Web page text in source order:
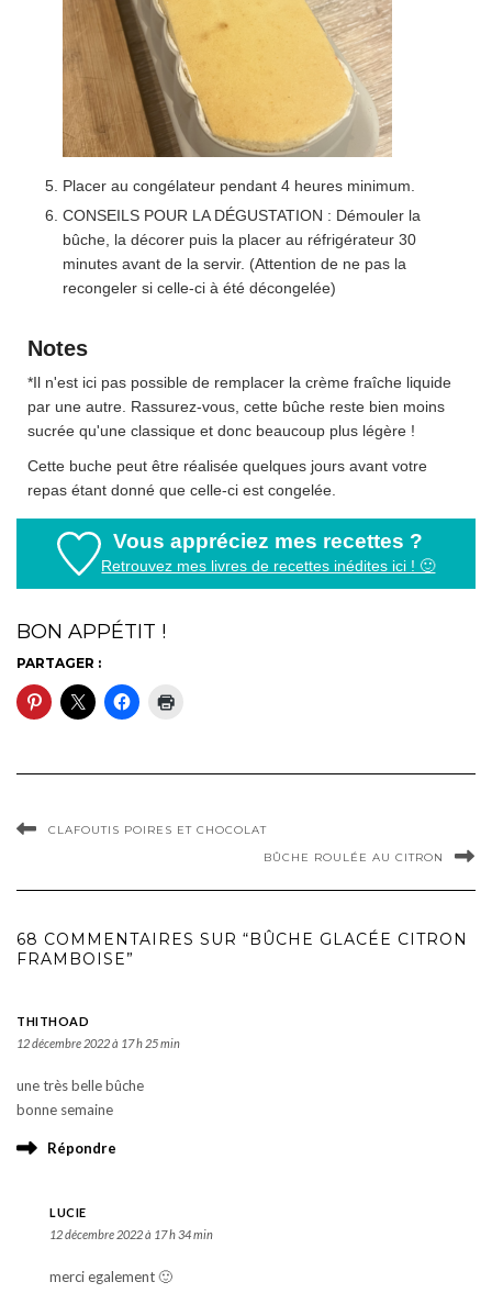
Placer au congélateur pendant 4 heures minimum.
CONSEILS POUR LA DÉGUSTATION : Démouler la
bûche, la décorer puis la placer au réfrigérateur 30
minutes avant de la servir. (Attention de ne pas la
recongeler si celle-ci à été décongelée)
Notes
*Il n'est ici pas possible de remplacer la crème fraîche liquide
par une autre. Rassurez-vous, cette bûche reste bien moins
sucrée qu'une classique et donc beaucoup plus légère !
Cette buche peut être réalisée quelques jours avant votre
repas étant donné que celle-ci est congelée.
Vous appréciez mes recettes ?
Retrouvez mes livres de recettes inédites ici ! 🙂
BON APPÉTIT !
PARTAGER :
CLAFOUTIS POIRES ET CHOCOLAT
BÛCHE ROULÉE AU CITRON
68 COMMENTAIRES SUR “BÛCHE GLACÉE CITRON
FRAMBOISE”
THITHOAD
12 décembre 2022 à 17 h 25 min
une très belle bûche
bonne semaine
Répondre
LUCIE
12 décembre 2022 à 17 h 34 min
merci egalement 🙂